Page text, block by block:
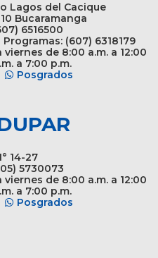
Lagos del Cacique
Bucaramanga
6516500
(607) 6318179
de 8:00 a.m. a 12:00
a 7:00 p.m.
Posgrados
14-27
5730073
de 8:00 a.m. a 12:00
a 7:00 p.m.
Posgrados